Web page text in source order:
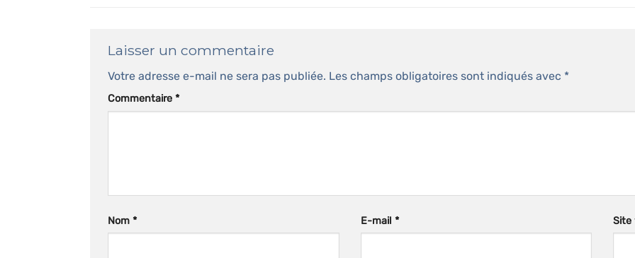
produit
Laisser un commentaire
Votre adresse e-mail ne sera pas publiée. Les champs obligatoires sont indiqués avec *
Commentaire *
Nom * E-mail * Site